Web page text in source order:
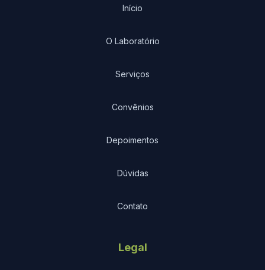
Início
O Laboratório
Serviços
Convênios
Depoimentos
Dúvidas
Contato
Legal